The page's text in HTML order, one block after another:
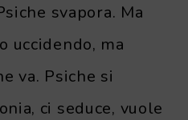
svapora. Ma
uccidendo, ma
va. Psiche si
ci seduce, vuole